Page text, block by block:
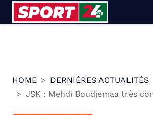
HOME
DERNIÈRES ACTUALITÉS
JSK : Mehdi Boudjemaa très